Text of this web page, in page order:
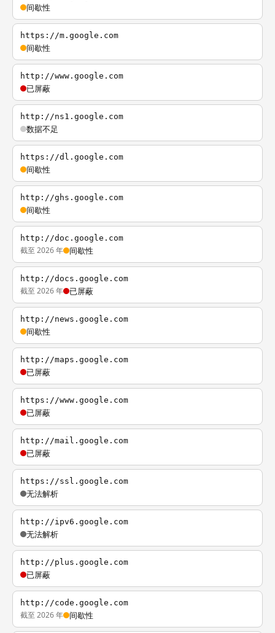
间歇性
https://m.google.com
间歇性
http://www.google.com
已屏蔽
http://ns1.google.com
数据不足
https://dl.google.com
间歇性
http://ghs.google.com
间歇性
http://doc.google.com
截至 2026 年 间歇性
http://docs.google.com
截至 2026 年 已屏蔽
http://news.google.com
间歇性
http://maps.google.com
已屏蔽
https://www.google.com
已屏蔽
http://mail.google.com
已屏蔽
https://ssl.google.com
无法解析
http://ipv6.google.com
无法解析
http://plus.google.com
已屏蔽
http://code.google.com
截至 2026 年 间歇性